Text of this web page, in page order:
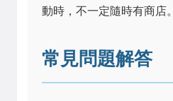
動時，不一定隨時有商店。
常見問題解答